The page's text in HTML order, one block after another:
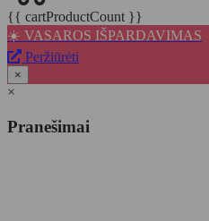
{{ cartProductCount }}
☀️ VASAROS IŠPARDAVIMAS
Peržiūrėti
×
×
Pranešimai